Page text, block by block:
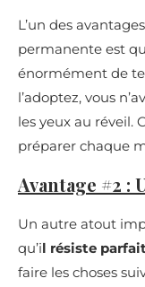
L’un des
permanente est
énormément de
l’adoptez, vous
les yeux au réveil.
préparer chaque
Avantage #2
Un autre atout
qu’il résiste
faire les choses